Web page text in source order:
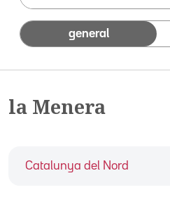
general
la Menera
Catalunya del Nord